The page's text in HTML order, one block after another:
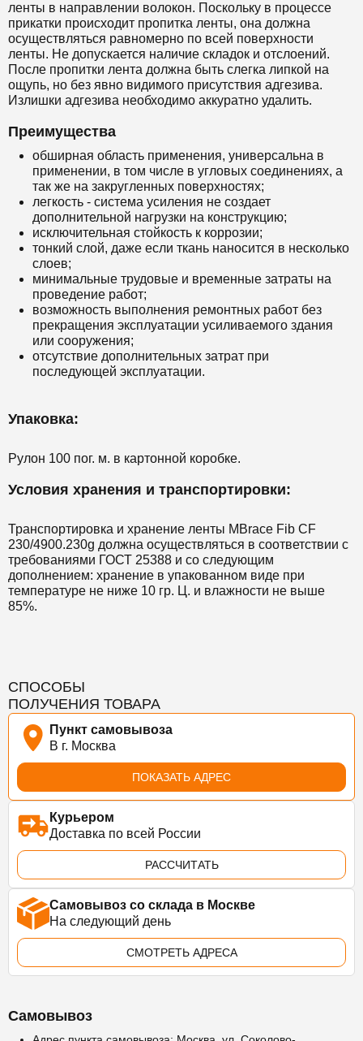
ленты в направлении волокон. Поскольку в процессе
прикатки происходит пропитка ленты, она должна
осуществляться равномерно по всей поверхности
ленты. Не допускается наличие складок и отслоений.
После пропитки лента должна быть слегка липкой на
ощупь, но без явно видимого присутствия адгезива.
Излишки адгезива необходимо аккуратно удалить.
Преимущества
обширная область применения, универсальна в
применении, в том числе в угловых соединениях, а
так же на закругленных поверхностях;
легкость - система усиления не создает
дополнительной нагрузки на конструкцию;
исключительная стойкость к коррозии;
тонкий слой, даже если ткань наносится в несколько
слоев;
минимальные трудовые и временные затраты на
проведение работ;
возможность выполнения ремонтных работ без
прекращения эксплуатации усиливаемого здания
или сооружения;
отсутствие дополнительных затрат при
последующей эксплуатации.
Упаковка:
Рулон 100 пог. м. в картонной коробке.
Условия хранения и транспортировки:
Транспортировка и хранение ленты MBrace Fib CF
230/4900.230g должна осуществляться в соответствии с
требованиями ГОСТ 25388 и со следующим
дополнением: хранение в упакованном виде при
температуре не ниже 10 гр. Ц. и влажности не выше
85%.
СПОСОБЫ
ПОЛУЧЕНИЯ ТОВАРА
Пункт самовывоза
В г. Москва
ПОКАЗАТЬ АДРЕС
Курьером
Доставка по всей России
РАССЧИТАТЬ
Самовывоз со склада в Москве
На следующий день
СМОТРЕТЬ АДРЕСА
Самовывоз